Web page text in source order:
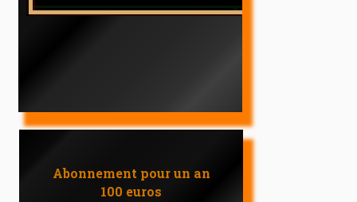
Abonnement pour un an
100 euros